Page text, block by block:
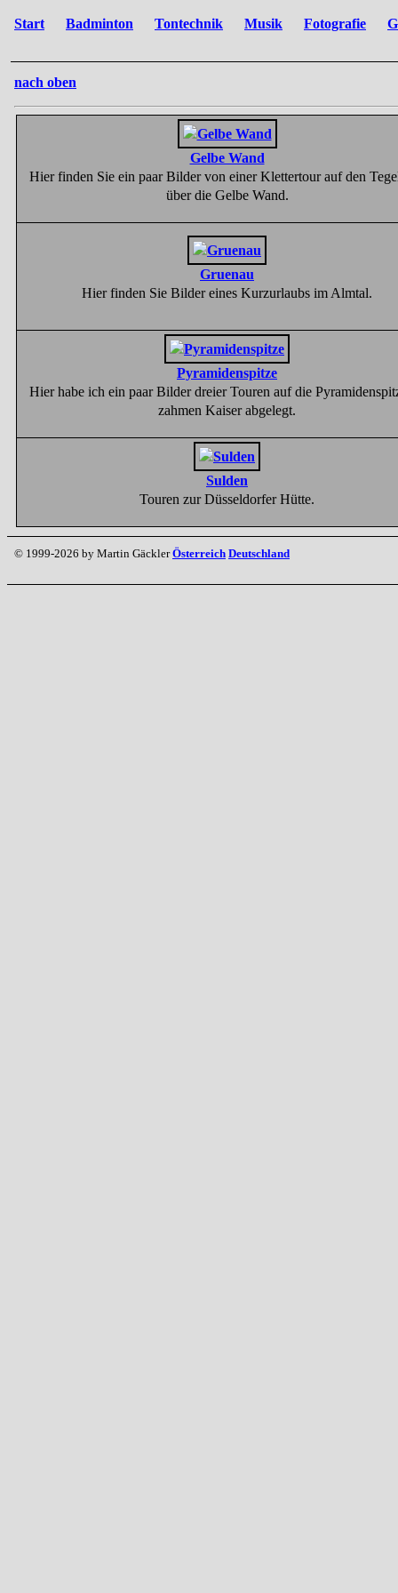
Start Badminton Tontechnik Musik Fotografie
nach oben
Gelbe Wand
Hier finden Sie ein paar Bilder von einer Klettertour auf den
über die Gelbe Wand.
Gruenau
Hier finden Sie Bilder eines Kurzurlaubs im Almtal.
Pyramidenspitze
Hier habe ich ein paar Bilder dreier Touren auf die
zahmen Kaiser abgelegt.
Sulden
Touren zur Düsseldorfer Hütte.
© 1999-2026 by Martin GäcklerÖsterreich Deutschland